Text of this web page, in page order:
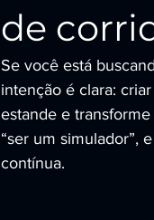
de
Se você está
intenção é clara:
estande e
“ser um simulador”,
contínua.